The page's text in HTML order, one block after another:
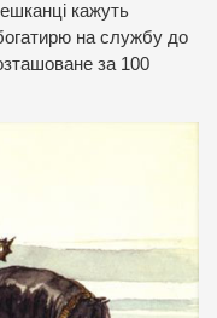
кажуть
на службу до
за 100